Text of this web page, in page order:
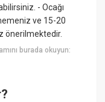
- Ocağı
ve 15-20
önerilmektedir.
burada okuyun: